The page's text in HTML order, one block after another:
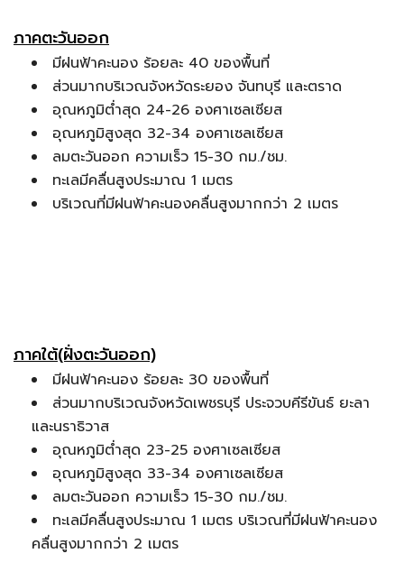
ภาคตะวันออก
มีฝนฟ้าคะนอง ร้อยละ 40 ของพื้นที่
ส่วนมากบริเวณจังหวัดระยอง จันทบุรี และตราด
อุณหภูมิต่ำสุด 24-26 องศาเซลเซียส
อุณหภูมิสูงสุด 32-34 องศาเซลเซียส
ลมตะวันออก ความเร็ว 15-30 กม./ชม.
ทะเลมีคลื่นสูงประมาณ 1 เมตร
บริเวณที่มีฝนฟ้าคะนองคลื่นสูงมากกว่า 2 เมตร
ภาคใต้(ฝั่งตะวันออก)
มีฝนฟ้าคะนอง ร้อยละ 30 ของพื้นที่
ส่วนมากบริเวณจังหวัดเพชรบุรี ประจวบคีรีขันธ์ ยะลา
และนราธิวาส
อุณหภูมิต่ำสุด 23-25 องศาเซลเซียส
อุณหภูมิสูงสุด 33-34 องศาเซลเซียส
ลมตะวันออก ความเร็ว 15-30 กม./ชม.
ทะเลมีคลื่นสูงประมาณ 1 เมตร บริเวณที่มีฝนฟ้าคะนอง
คลื่นสูงมากกว่า 2 เมตร